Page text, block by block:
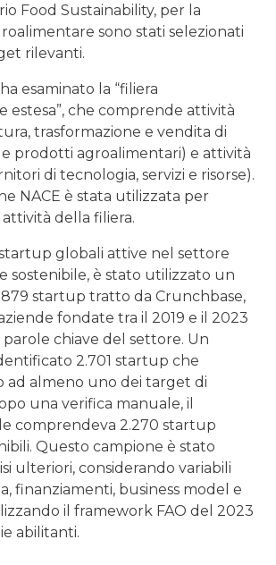
Food Sustainability, per la
sono stati selezionati
rilevanti.
esaminato la “filiera
estesa”, che comprende attività
trasformazione e vendita di
prodotti agroalimentari) e attività
di tecnologia, servizi e risorse).
NACE è stata utilizzata per
della filiera.
globali attive nel settore
sostenibile, è stato utilizzato un
startup tratto da Crunchbase,
fondate tra il 2019 e il 2023
chiave del settore. Un
2.701 startup che
ad almeno uno dei target di
una verifica manuale, il
comprendeva 2.270 startup
Questo campione è stato
ulteriori, considerando variabili
finanziamenti, business model e
il framework FAO del 2023
abilitanti.